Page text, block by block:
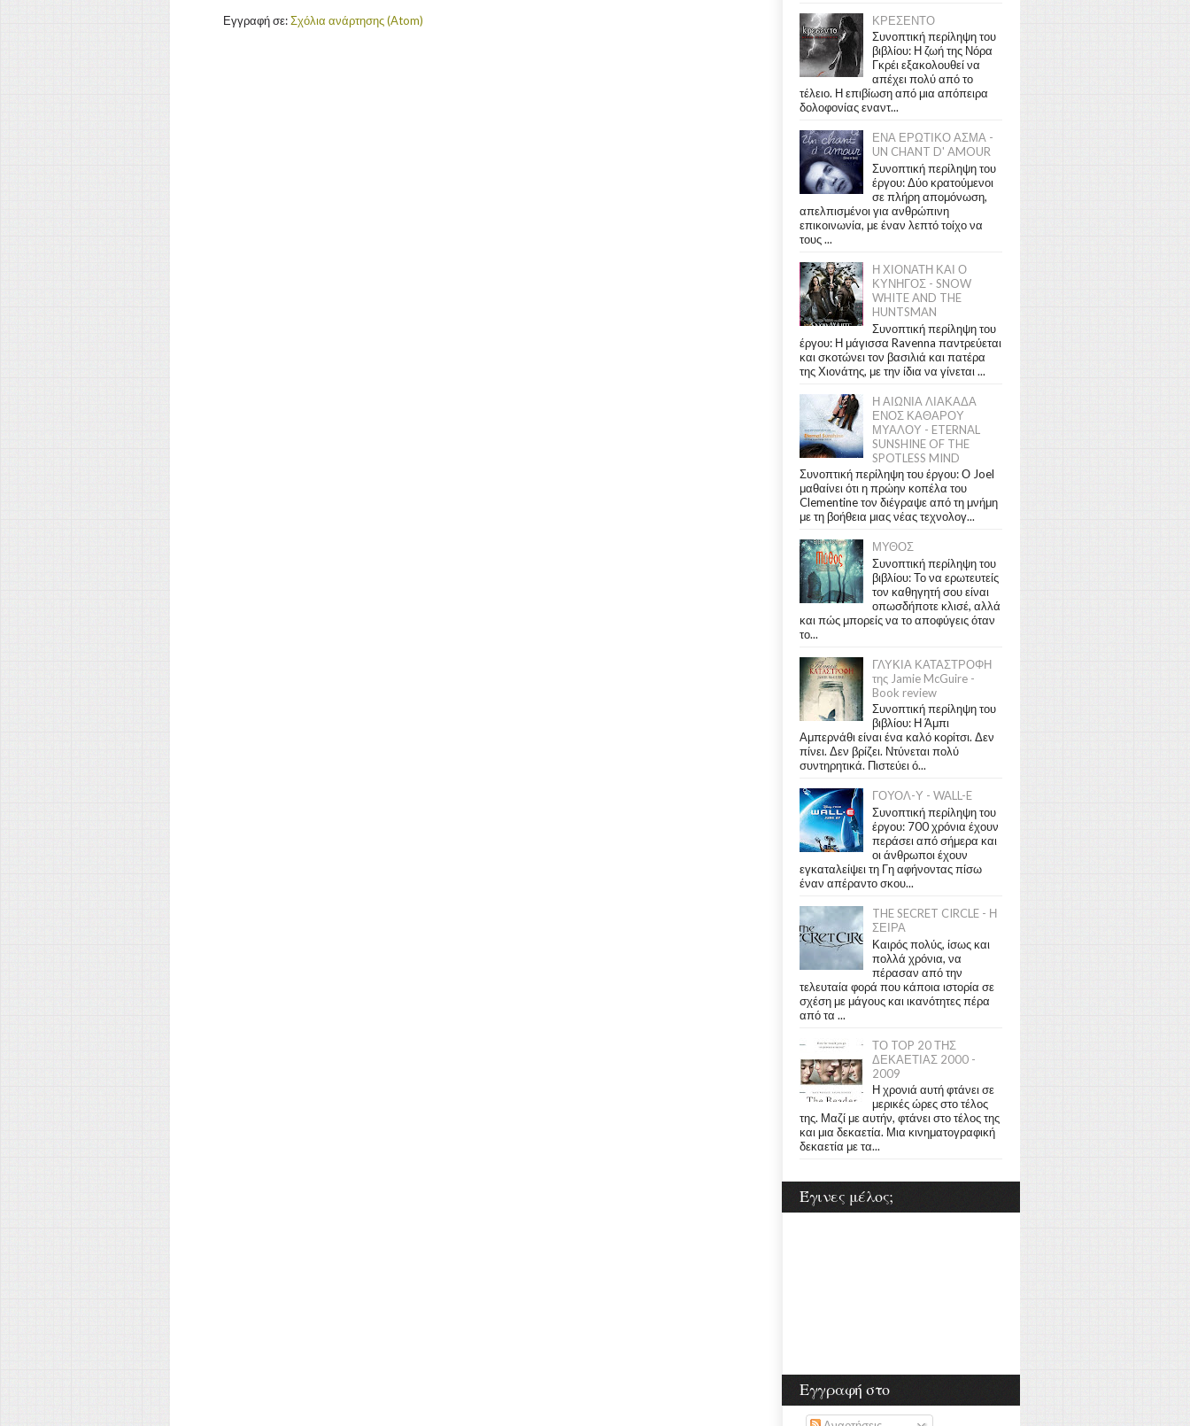
Εγγραφή σε:Σχόλια ανάρτησης (Atom)
ΚΡΕΣΕΝΤΟ
Συνοπτική περίληψη του
βιβλίου: Η ζωή της Νόρα
Γκρέι εξακολουθεί να
απέχει πολύ από το
τέλειο. Η επιβίωση από μια απόπειρα
δολοφονίας εναντ...
ΕΝΑ ΕΡΩΤΙΚΟ ΑΣΜΑ -
UN CHANT D' AMOUR
Συνοπτική περίληψη του
έργου: Δύο κρατούμενοι
σε πλήρη απομόνωση,
απελπισμένοι για ανθρώπινη
επικοινωνία, με έναν λεπτό τοίχο να
τους ...
Η ΧΙΟΝΑΤΗ ΚΑΙ Ο
ΚΥΝΗΓΟΣ - SNOW
WHITE AND THE
HUNTSMAN
Συνοπτική περίληψη του
έργου: Η μάγισσα Ravenna παντρεύεται
και σκοτώνει τον βασιλιά και πατέρα
της Χιονάτης, με την ίδια να γίνεται ...
Η ΑΙΩΝΙΑ ΛΙΑΚΑΔΑ
ΕΝΟΣ ΚΑΘΑΡΟΥ
ΜΥΑΛΟΥ - ETERNAL
SUNSHINE OF THE
SPOTLESS MIND
Συνοπτική περίληψη του έργου: Ο Joel
μαθαίνει ότι η πρώην κοπέλα του
Clementine τον διέγραψε από τη μνήμη
με τη βοήθεια μιας νέας τεχνολογ...
ΜΥΘΟΣ
Συνοπτική περίληψη του
βιβλίου: Το να ερωτευτείς
τον καθηγητή σου είναι
οπωσδήποτε κλισέ, αλλά
και πώς μπορείς να το αποφύγεις όταν
το...
ΓΛΥΚΙΑ ΚΑΤΑΣΤΡΟΦΗ
της Jamie McGuire -
Book review
Συνοπτική περίληψη του
βιβλίου: Η Άμπι
Αμπερνάθι είναι ένα καλό κορίτσι. Δεν
πίνει. Δεν βρίζει. Ντύνεται πολύ
συντηρητικά. Πιστεύει ό...
ΓΟΥΟΛ-Υ - WALL-E
Συνοπτική περίληψη του
έργου: 700 χρόνια έχουν
περάσει από σήμερα και
οι άνθρωποι έχουν
εγκαταλείψει τη Γη αφήνοντας πίσω
έναν απέραντο σκου...
THE SECRET CIRCLE - Η
ΣΕΙΡΑ
Καιρός πολύς, ίσως και
πολλά χρόνια, να
πέρασαν από την
τελευταία φορά που κάποια ιστορία σε
σχέση με μάγους και ικανότητες πέρα
από τα ...
ΤΟ TOP 20 ΤΗΣ
ΔΕΚΑΕΤΙΑΣ 2000 -
2009
Η χρονιά αυτή φτάνει σε
μερικές ώρες στο τέλος
της. Μαζί με αυτήν, φτάνει στο τέλος της
και μια δεκαετία. Μια κινηματογραφική
δεκαετία με τα...
Έγινες μέλος;
Εγγραφή στο